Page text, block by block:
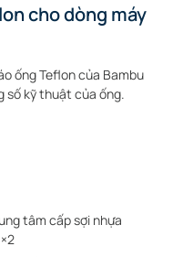
cho dòng máy
ống Teflon của Bambu
số kỹ thuật của ống.
tâm cấp sợi nhựa